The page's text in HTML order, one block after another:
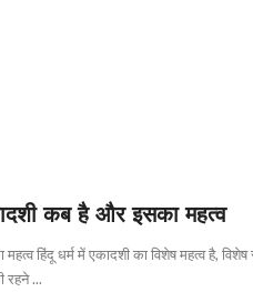
कब है और इसका महत्व
महत्व हिंदू धर्म में एकादशी का विशेष महत्व है,
रहने ...